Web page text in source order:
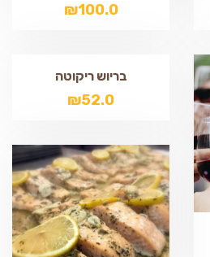
₪100.0
בריוש ריקוטה
₪52.0